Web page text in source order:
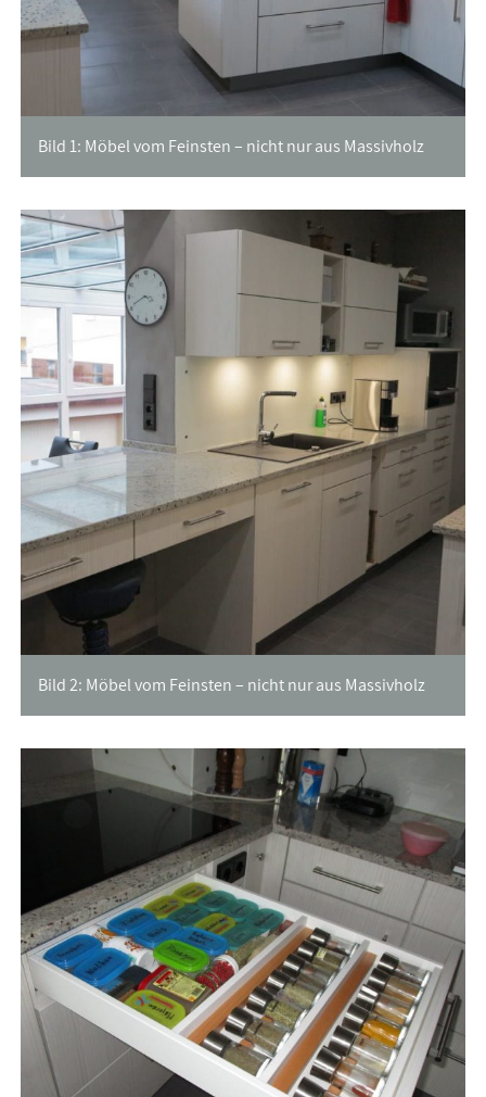
Bild 1: Möbel vom Feinsten – nicht nur aus Massivholz
Bild 2: Möbel vom Feinsten – nicht nur aus Massivholz